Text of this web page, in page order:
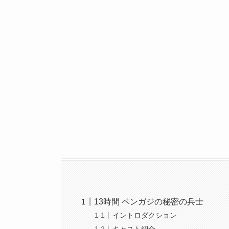
13時間 ベンガジの秘密の兵士
イントロダクション